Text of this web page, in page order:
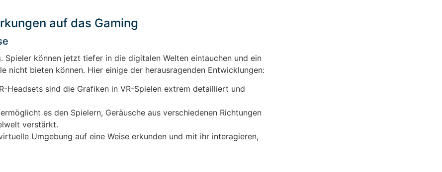
auf das Gaming
können jetzt tiefer in die digitalen Welten eintauchen und ein
nicht bieten können. Hier einige der herausragenden Entwicklungen:
Headsets sind die Grafiken in VR-Spielen extrem detailliert und
es den Spielern, Geräusche aus verschiedenen Richtungen
verstärkt.
Umgebung auf eine Weise erkunden und mit ihr interagieren,